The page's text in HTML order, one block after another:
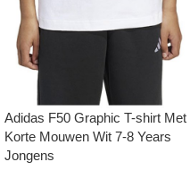
Adidas F50 Graphic T-shirt Met
Korte Mouwen Wit 7-8 Years
Jongens